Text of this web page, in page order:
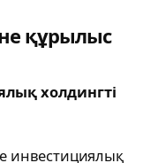
құрылыс
холдингті
инвестициялық